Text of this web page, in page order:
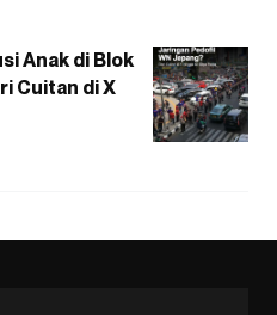
Anak di Blok
Cuitan di X